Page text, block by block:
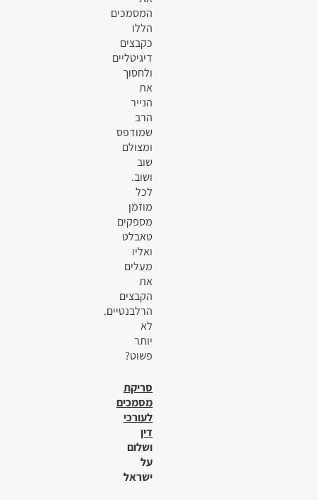
המסמכים
הללו
כקבצים
דיגיטליים
ולחסוך
את
הנייר
הרב
שמודפס
ומצולם
שוב
ושוב.
לכל
מוזמן
מספקים
טאבלט
ואליו
מעלים
את
הקבצים
הרלבנטיים.
לא
יותר
פשוט?
סריקת
מסמכים
לעורכי
דין
ושלום
על
ישראל